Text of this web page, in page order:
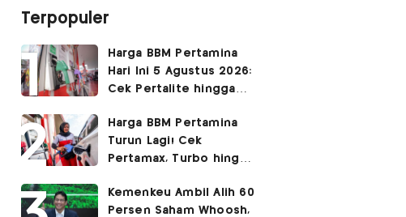
Terpopuler
Harga BBM Pertamina
Hari Ini 5 Agustus 2026:
Cek Pertalite hingga
Turun
Harga BBM Pertamina
Turun Lagi! Cek
Pertamax, Turbo hingga
Agustus 2026
Kemenkeu Ambil Alih 60
Persen Saham Whoosh,